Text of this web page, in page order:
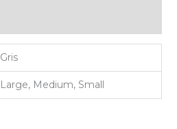
Gris
Large, Medium, Small